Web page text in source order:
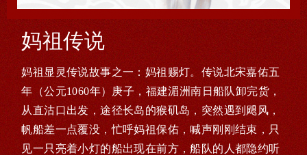
妈祖传说
妈祖显灵传说故事之一：妈祖赐灯。传说北宋嘉佑五
年（公元1060年）庚子，福建湄洲南日船队卸完货，
从直沽口出发，途径长岛的猴矶岛，突然遇到飓风，
帆船差一点覆没，忙呼妈祖保佑，喊声刚刚结束，只
见一只亮着小灯的船出现在前方，船队的人都隐约听